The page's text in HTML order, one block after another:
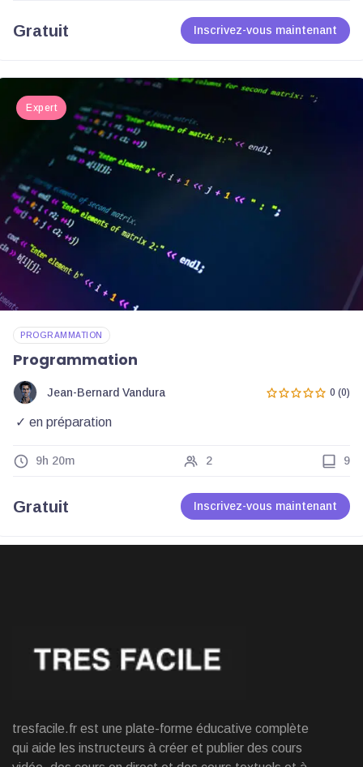
Gratuit Inscrivez-vous maintenant
Expert
PROGRAMMATION
Programmation
Jean-Bernard Vandura 0 (0)
en préparation
9h 20m 2 9
Gratuit Inscrivez-vous maintenant
tresfacile.fr est une plate-forme éducative complète
qui aide les instructeurs à créer et publier des cours